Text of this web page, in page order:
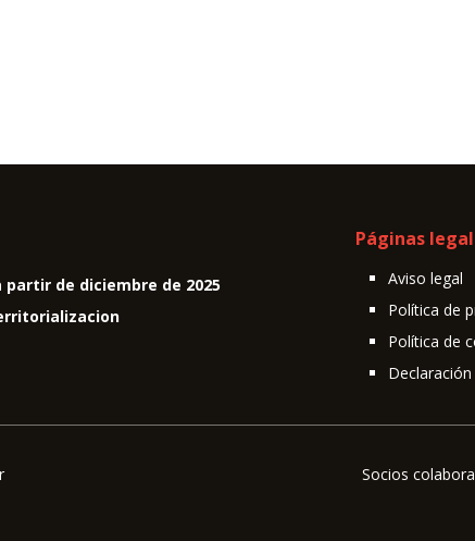
de diciembre de 2025
Páginas
Aviso legal
Política de
Política de
Socios